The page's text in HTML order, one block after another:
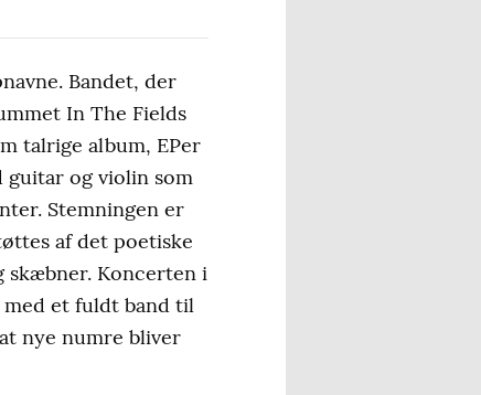
Bandet, der
In The Fields
talrige album, EPer
guitar og violin som
Stemningen er
af det poetiske
skæbner. Koncerten i
med et fuldt band til
nye numre bliver